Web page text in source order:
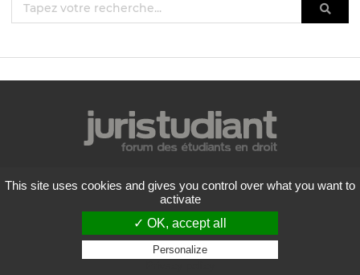
Mentions légales
Politique de confidentialité
Conditions générales d'utilisation
Liste des forums
Contactez-nous
This site uses cookies and gives you control over what you want to
activate
✓ OK, accept all
Personalize